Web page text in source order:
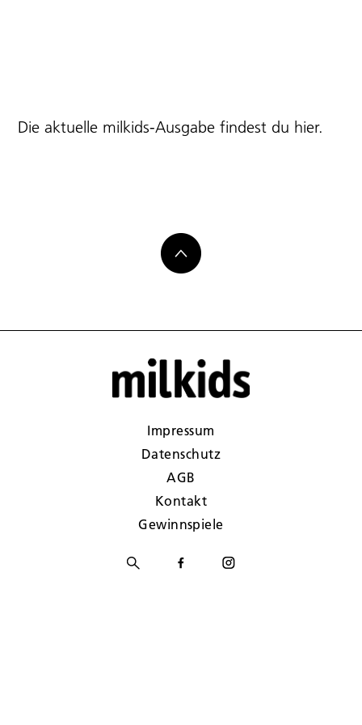
Die aktuelle milkids-Ausgabe findest du hier.
Impressum
Datenschutz
AGB
Kontakt
Gewinnspiele